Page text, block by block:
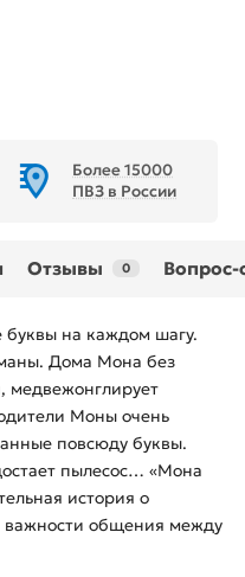
Более 15000
ПВЗ в России
Отзывы 0 Вопрос-
на каждом шагу.
Дома Мона без
медвежонглирует
Моны очень
повсюду буквы.
пылесос… «Мона
история о
важности общения между